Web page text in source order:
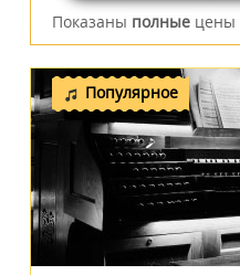
Показаны полные цены
Популярное